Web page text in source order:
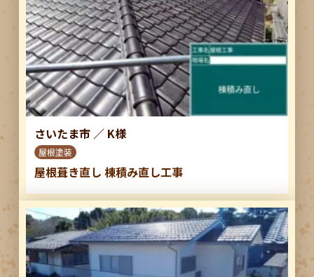
さいたま市 ／ K様
屋根塗装
屋根葺き直し 棟積み直し工事